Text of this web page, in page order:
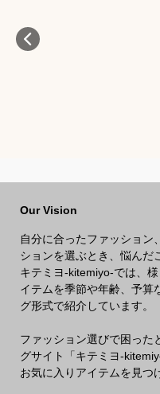
Our Vision
自分に合ったファッション
ションを選ぶとき、悩んだ
キテミヨ-kitemiyo-では、
イテムを季節や年齢、予算
グ形式で紹介しています。
ファッション選びで困った
グサイト「キテミヨ-
お気に入りアイテムを見つ